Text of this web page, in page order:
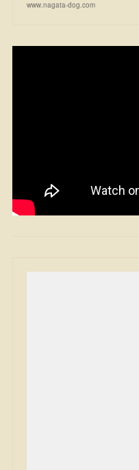
www.nagata-dog.com